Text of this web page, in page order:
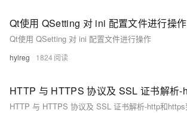
Qt使用 QSetting 对 ini 配置文件进行操作
Qt使用 QSetting 对 ini 配置文件进行操作
hylreg 1824